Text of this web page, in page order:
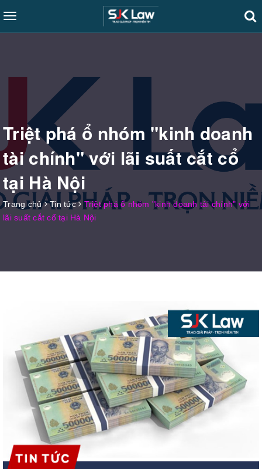
Toggle
navigation
Triệt phá ổ nhóm "kinh doanh
tài chính" với lãi suất cắt cổ
tại Hà Nội
Trang chủ Tin tức
Triệt phá ổ nhóm "kinh doanh tài chính" với
lãi suất cắt cổ tại Hà Nội